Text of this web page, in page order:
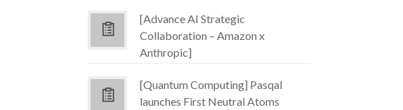
[Advance AI Strategic
Collaboration – Amazon x
Anthropic]
[Quantum Computing] Pasqal
launches First Neutral Atoms